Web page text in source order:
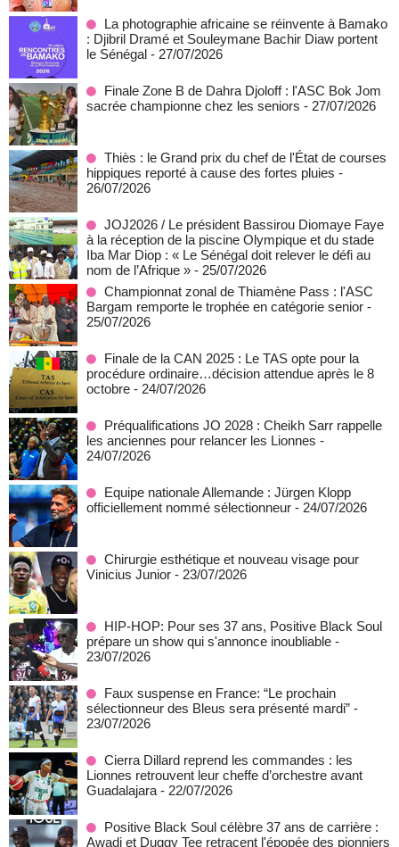
La photographie africaine se réinvente à Bamako
: Djibril Dramé et Souleymane Bachir Diaw portent
le Sénégal - 27/07/2026
Finale Zone B de Dahra Djoloff : l'ASC Bok Jom
sacrée championne chez les seniors - 27/07/2026
Thiès : le Grand prix du chef de l'État de courses
hippiques reporté à cause des fortes pluies -
26/07/2026
JOJ2026 / Le président Bassirou Diomaye Faye
à la réception de la piscine Olympique et du stade
Iba Mar Diop : « Le Sénégal doit relever le défi au
nom de l’Afrique » - 25/07/2026
Championnat zonal de Thiamène Pass : l'ASC
Bargam remporte le trophée en catégorie senior -
25/07/2026
Finale de la CAN 2025 : Le TAS opte pour la
procédure ordinaire…décision attendue après le 8
octobre - 24/07/2026
Préqualifications JO 2028 : Cheikh Sarr rappelle
les anciennes pour relancer les Lionnes -
24/07/2026
Equipe nationale Allemande : Jürgen Klopp
officiellement nommé sélectionneur - 24/07/2026
Chirurgie esthétique et nouveau visage pour
Vinicius Junior - 23/07/2026
HIP-HOP: Pour ses 37 ans, Positive Black Soul
prépare un show qui s'annonce inoubliable -
23/07/2026
Faux suspense en France: “Le prochain
sélectionneur des Bleus sera présenté mardi” -
23/07/2026
Cierra Dillard reprend les commandes : les
Lionnes retrouvent leur cheffe d’orchestre avant
Guadalajara - 22/07/2026
Positive Black Soul célèbre 37 ans de carrière :
Awadi et Duggy Tee retracent l'épopée des pionniers